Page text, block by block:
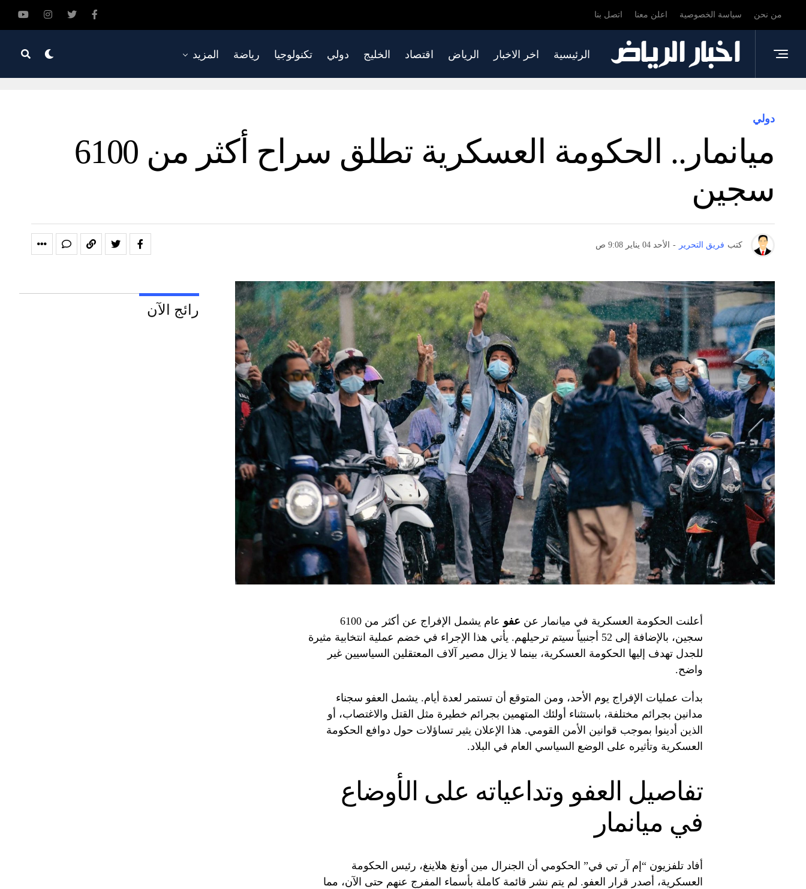
من نحن سياسة الخصوصية اعلن معنا اتصل بنا
الرئيسية اخر الاخبار الرياض اقتصاد الخليج دولي تكنولوجيا رياضة المزيد
دولي
ميانمار.. الحكومة العسكرية تطلق سراح أكثر من 6100
سجين
كتب فريق التحرير - الأحد 04 يناير 9:08 ص
أعلنت الحكومة العسكرية في ميانمار عن عفو
عام يشمل الإفراج عن أكثر من 6100
سجين، بالإضافة إلى 52 أجنبياً سيتم ترحيلهم. يأتي هذا الإجراء في خضم عملية انتخابية مثيرة
للجدل تهدف إليها الحكومة العسكرية، بينما لا يزال مصير آلاف المعتقلين السياسيين غير
واضح.
بدأت عمليات الإفراج يوم الأحد، ومن المتوقع أن تستمر لعدة أيام. يشمل العفو سجناء
مدانين بجرائم مختلفة، باستثناء أولئك المتهمين بجرائم خطيرة مثل القتل والاغتصاب، أو
الذين أدينوا بموجب قوانين الأمن القومي. هذا الإعلان يثير تساؤلات حول دوافع الحكومة
العسكرية وتأثيره على الوضع السياسي العام في البلاد.
تفاصيل العفو وتداعياته على الأوضاع
في ميانمار
أفاد تلفزيون “إم آر تي في” الحكومي أن الجنرال مين أونغ هلاينغ، رئيس الحكومة
العسكرية، أصدر قرار العفو. لم يتم نشر قائمة كاملة بأسماء المفرج عنهم حتى الآن، مما
رائج الآن